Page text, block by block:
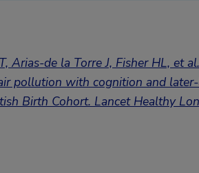
Arias-de la Torre J, Fisher HL, et
pollution with cognition and
Birth Cohort. Lancet Healthy